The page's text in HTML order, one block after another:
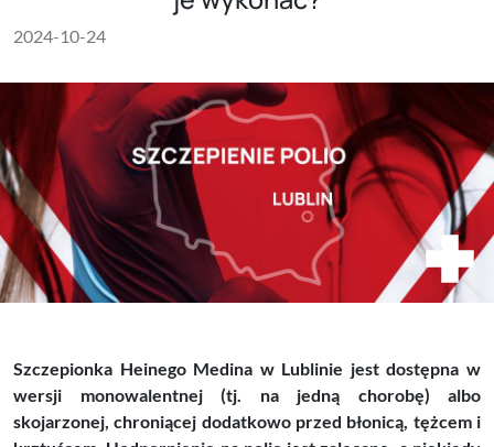
2024-10-24
Szczepionka Heinego Medina w Lublinie jest dostępna w
wersji monowalentnej (tj. na jedną chorobę) albo
skojarzonej, chroniącej dodatkowo przed błonicą, tężcem i